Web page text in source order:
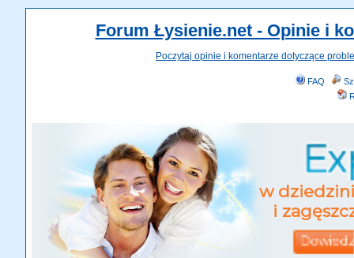
Forum Łysienie.net - Opinie i
Poczytaj opinie i komentarze dotyczące
FAQ